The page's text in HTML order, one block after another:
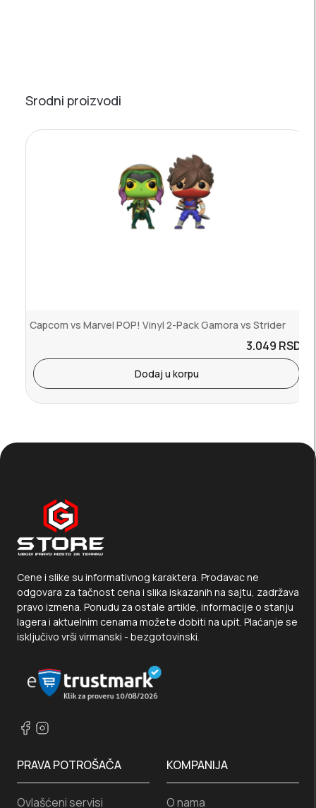
Srodni proizvodi
Capcom vs Marvel POP! Vinyl 2-Pack Gamora vs Strider
3.049 RSD.
Dodaj u korpu
Cene i slike su informativnog karaktera. Prodavac ne
odgovara za tačnost cena i slika iskazanih na sajtu, zadržava
pravo izmena. Ponudu za ostale artikle, informacije o stanju
lagera i aktuelnim cenama možete dobiti na upit. Plaćanje se
isključivo vrši virmanski - bezgotovinski.
PRAVA POTROŠAČA
Ovlašćeni servisi
KOMPANIJA
O nama